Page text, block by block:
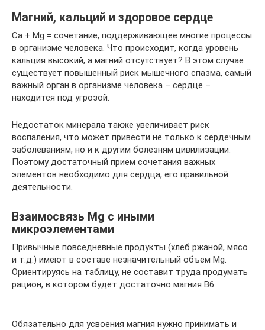
Магний, кальций и здоровое сердце
Ca + Mg = сочетание, поддерживающее многие процессы
в организме человека. Что происходит, когда уровень
кальция высокий, а магний отсутствует? В этом случае
существует повышенный риск мышечного спазма, самый
важный орган в организме человека – сердце –
находится под угрозой.
Недостаток минерала также увеличивает риск
воспаления, что может привести не только к сердечным
заболеваниям, но и к другим болезням цивилизации.
Поэтому достаточный прием сочетания важных
элементов необходимо для сердца, его правильной
деятельности.
Взаимосвязь Mg с иными
микроэлементами
Привычные повседневные продукты (хлеб ржаной, мясо
и т.д.) имеют в составе незначительный объем Mg.
Ориентируясь на таблицу, не составит труда продумать
рацион, в котором будет достаточно магния B6.
Обязательно для усвоения магния нужно принимать и